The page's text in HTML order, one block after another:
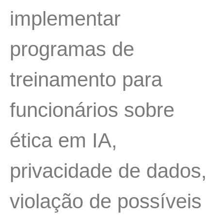
implementar
programas de
treinamento para
funcionários sobre
ética em IA,
privacidade de dados,
violação de possíveis